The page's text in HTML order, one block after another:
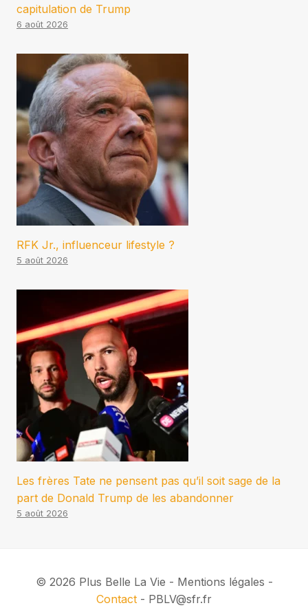
capitulation de Trump
6 août 2026
RFK Jr., influenceur lifestyle ?
5 août 2026
Les frères Tate ne pensent pas qu’il soit sage de la
part de Donald Trump de les abandonner
5 août 2026
© 2026 Plus Belle La Vie - Mentions légales -
Contact - PBLV@sfr.fr